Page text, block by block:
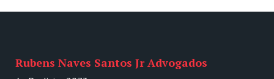
Rubens Naves Santos Jr Advogados